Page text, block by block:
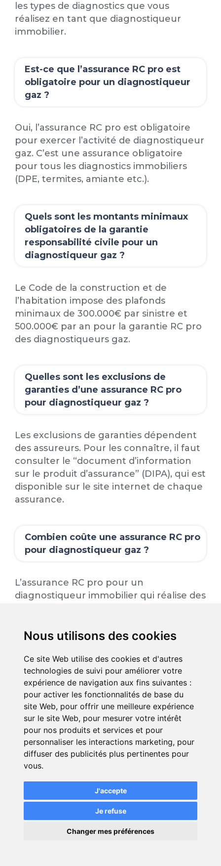
Nous utilisons des cookies
Ce site Web utilise des cookies et d'autres
technologies de suivi pour améliorer votre
expérience de navigation aux fins suivantes :
pour activer les fonctionnalités de base du
site Web, pour offrir une meilleure expérience
sur le site Web, pour mesurer votre intérêt
pour nos produits et services et pour
personnaliser les interactions marketing, pour
diffuser des publicités plus pertinentes pour
vous.
J'accepte
Je refuse
Changer mes préférences
les types de diagnostics que vous
réalisez en tant que diagnostiqueur
immobilier.
Est-ce que l’assurance RC pro est
obligatoire pour un diagnostiqueur
gaz ?
Oui, l’assurance RC pro est obligatoire
pour exercer l’activité de diagnostiqueur
gaz. C’est une assurance obligatoire
pour tous les diagnostics immobiliers
(DPE, termites, amiante etc.).
Quels sont les montants minimaux
obligatoires de la garantie
responsabilité civile pour un
diagnostiqueur gaz ?
Le Code de la construction et de
l’habitation impose des plafonds
minimaux de 300.000€ par sinistre et
500.000€ par an pour la garantie RC pro
des diagnostiqueurs gaz.
Quelles sont les exclusions de
garanties d’une assurance RC pro
pour diagnostiqueur gaz ?
Les exclusions de garanties dépendent
des assureurs. Pour les connaître, il faut
consulter le “document d’information
sur le produit d’assurance” (DIPA), qui est
disponible sur le site internet de chaque
assurance.
Combien coûte une assurance RC pro
pour diagnostiqueur gaz ?
L’assurance RC pro pour un
diagnostiqueur immobilier qui réalise des
le chiffre d’affaires de la société ou
est recommandé de faire des demandes
de devis pour avoir un tarif personnalisé.
Trouvez votre RC pro en